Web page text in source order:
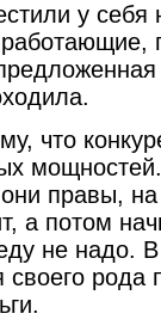
у себя
что
правы,
а потом
не надо.
рода